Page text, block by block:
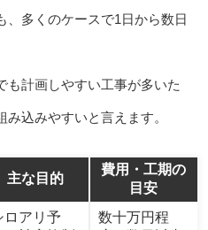
、多くのケースで1日から数日
も計画しやすい工事が多いた
込みやすいと言えます。
主な目的
費用・工期の
目安
ロアリ予
数十万円程